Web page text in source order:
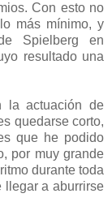
Con esto no
más mínimo, y
Spielberg en
resultado una
la actuación de
quedarse corto,
que he podido
por muy grande
durante toda
llegar a aburrirse